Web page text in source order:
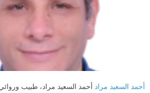
أحمد السعيد مراد أحمد السعيد مراد، طبيب